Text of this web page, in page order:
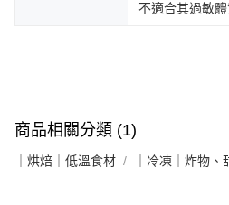
不適合其過敏
商品相關分類 (1)
｜烘焙｜低溫食材 ｜冷凍｜炸物、